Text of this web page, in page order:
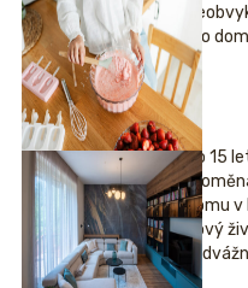
pro
Po 15
domu v
nový
i